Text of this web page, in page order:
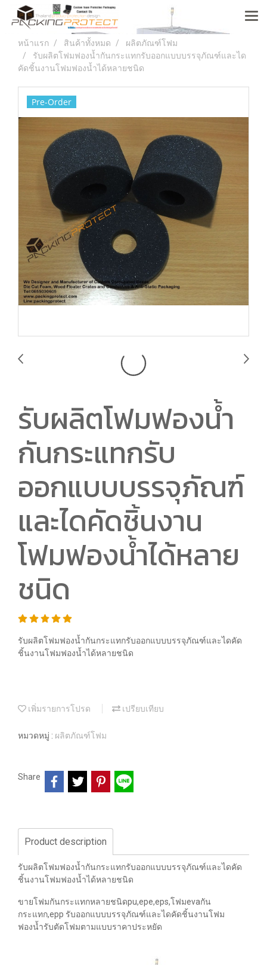
หน้าแรก สินค้าทั้งหมด
ผลิตภัณฑ์โฟม
รับผลิตโฟมฟองน้ำกันกระแทกรับออกแบบบรรจุภัณฑ์และได
คัดชิ้นงานโฟมฟองน้ำได้หลายชนิด
Pre-Order
รับผลิตโฟมฟองน้ำ
กันกระแทกรับ
ออกแบบบรรจุภัณฑ์
และไดคัดชิ้นงาน
โฟมฟองน้ำได้หลาย
ชนิด
รับผลิตโฟมฟองน้ำกันกระแทกรับออกแบบบรรจุภัณฑ์และไดคัด
ชิ้นงานโฟมฟองน้ำได้หลายชนิด
เพิ่มรายการโปรด เปรียบเทียบ
หมวดหมู่ : ผลิตภัณฑ์โฟม
Share
Product description
รับผลิตโฟมฟองน้ำกันกระแทกรับออกแบบบรรจุภัณฑ์และไดคัด
ชิ้นงานโฟมฟองน้ำได้หลายชนิด
ขายโฟมกันกระแทกหลายชนิดpu,epe,eps,โฟมevaกัน
กระแทก,epp รับออกแบบบรรจุภัณฑ์และไดคัดชิ้นงานโฟม
ฟองน้ำรับตัดโฟมตามแบบราคาประหยัด